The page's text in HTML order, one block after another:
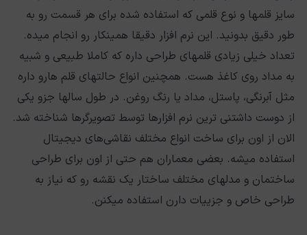
سایز قلمها و نوع قلمی که استفاده شده برای هر قسمت رو به
طور دقیق بدونید. این نرم افزار دقیقا همینکار رو انجام میده.
تعداد خیلی زیادی قلمهای طراحی داره که کاملا طبیعی و شبیه
به مداد روی کاغذ هست. همچنین انواع حالتهای قلم هارو داره
مثل آبرنگی، پاستل، مداد یا رنگ روغن. در طول سالها جزو یکی
از دوست داشتنی ترین نرم افزارها توسط تصویرگرها شناخته شد.
الان از اون برای ساخت انواع مختلف نقاشی‌های دیجیتال
استفاده میشه. بعضی معماران هم حتی از اون برای طراحی
ساختمان و مدلهای مختلف ساختار یک نقشه رو که نیاز به
طراحی خاص و جزییات دارن استفاده میکنن.